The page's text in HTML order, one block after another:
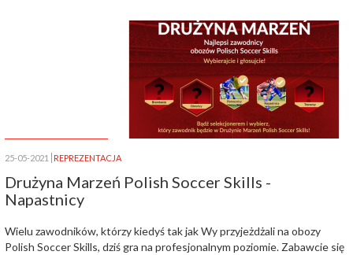
25-05-2021 REPREZENTACJA
Drużyna Marzeń Polish Soccer Skills -
Napastnicy
Wielu zawodników, którzy kiedyś tak jak Wy przyjeżdżali na obozy
Polish Soccer Skills, dziś gra na profesjonalnym poziomie. Zabawcie się